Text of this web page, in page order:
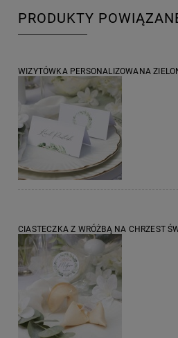
PRODUKTY
WIZYTÓWKA PERSONALIZOWANA
CIASTECZKA Z WRÓŻBĄ NA CHRZEST